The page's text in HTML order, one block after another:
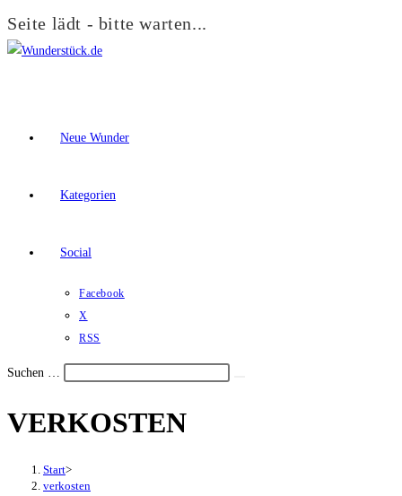
Seite lädt - bitte warten...
Zum
Neue Wunder
Kategorien
Social
Facebook
X
RSS
Suchen …
den
VERKOSTEN
Start>
verkosten